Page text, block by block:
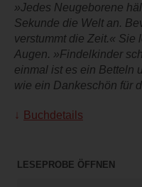
»Jedes Neugeborene
Sekunde die Welt an.
verstummt die Zeit.« Sie
Augen. »Findelkinder
einmal ist es ein Betteln
wie ein Dankeschön für
Buchdetails
LESEPROBE ÖFFNEN